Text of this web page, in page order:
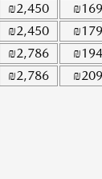
₪
₪2,450
₪
₪2,450
₪
₪2,786
₪
₪2,786